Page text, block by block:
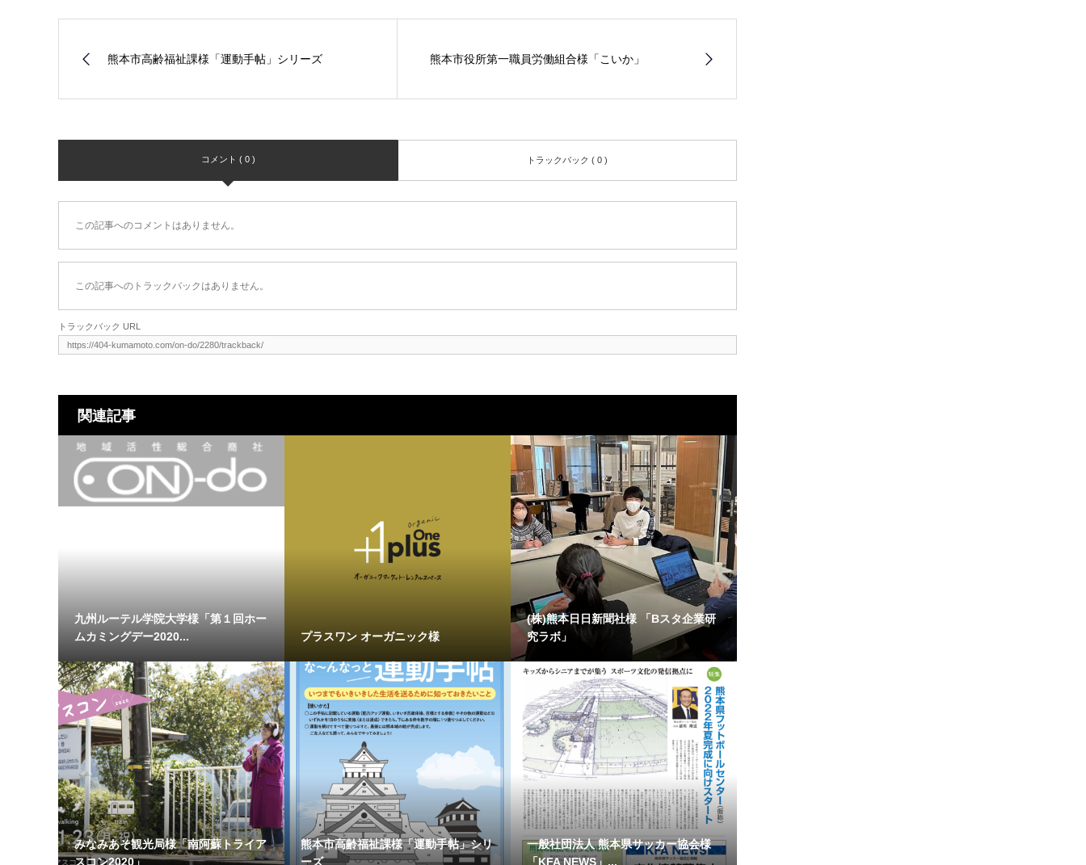
熊本市高齢福祉課様「運動手帖」シリーズ 熊本市役所第一職員労働組合様「こいか」
コメント ( 0 ) トラックバック ( 0 )
この記事へのコメントはありません。
この記事へのトラックバックはありません。
トラックバック URL
関連記事
九州ルーテル学院大学様「第１回ホー
ムカミングデー2020...
プラスワン オーガニック様
(株)熊本日日新聞社様 「Bスタ企業研
究ラボ」
みなみあそ観光局様「南阿蘇トライア
スコン2020」
熊本市高齢福祉課様「運動手帖」シリ
ーズ
一般社団法人 熊本県サッカー協会様
「KFA NEWS」...